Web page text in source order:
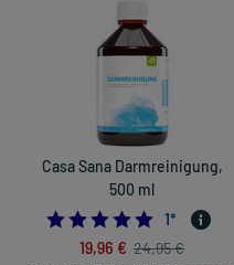
Casa Sana Darmreinigung,
500 ml
5.0
1*
19,96 € 24,95 €